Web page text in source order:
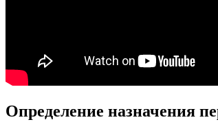
Определение назначения